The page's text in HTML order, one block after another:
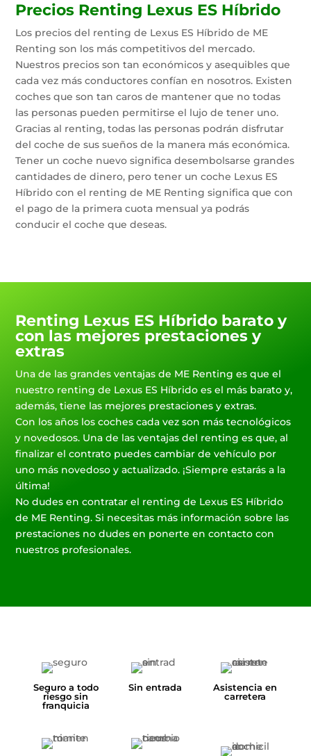
Precios Renting Lexus ES Híbrido
Los precios del renting de Lexus ES Híbrido de ME
Renting son los más competitivos del mercado.
Nuestros precios son tan económicos y asequibles que
cada vez más conductores confían en nosotros. Existen
coches que son tan caros de mantener que no todas
las personas pueden permitirse el lujo de tener uno.
Gracias al renting, todas las personas podrán disfrutar
del coche de sus sueños de la manera más económica.
Tener un coche nuevo significa desembolsarse grandes
cantidades de dinero, pero tener un coche Lexus ES
Híbrido con el renting de ME Renting significa que con
el pago de la primera cuota mensual ya podrás
conducir el coche que deseas.
Renting Lexus ES Híbrido barato y
con las mejores prestaciones y
extras
Una de las grandes ventajas de ME Renting es que el
nuestro renting de Lexus ES Híbrido es el más barato y,
además, tiene las mejores prestaciones y extras.
Con los años los coches cada vez son más tecnológicos
y novedosos. Una de las ventajas del renting es que, al
finalizar el contrato puedes cambiar de vehículo por
uno más novedoso y actualizado. ¡Siempre estarás a la
última!
No dudes en contratar el renting de Lexus ES Híbrido
de ME Renting. Si necesitas más información sobre las
prestaciones no dudes en ponerte en contacto con
nuestros profesionales.
Seguro a todo
riesgo sin
franquicia
Sin entrada
Asistencia en
carretera